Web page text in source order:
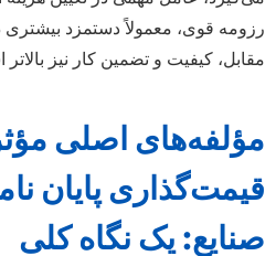
قوی، معمولاً دستمزد بیشتری
کیفیت و تضمین کار نیز بالاتر
اصلی مؤثر
پایان
یک نگاه کلی